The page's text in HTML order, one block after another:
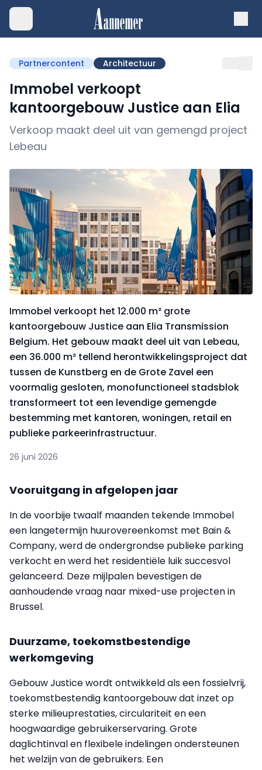
Partnercontent Architectuur
Immobel verkoopt
kantoorgebouw Justice aan Elia
Verkoop maakt deel uit van gemengd project
Lebeau
Immobel verkoopt het 12.000 m² grote
kantoorgebouw Justice aan Elia Transmission
Belgium. Het gebouw maakt deel uit van Lebeau,
een 36.000 m² tellend herontwikkelingsproject dat
tussen de Kunstberg en de Grote Zavel een
voormalig gesloten, monofunctioneel stadsblok
transformeert tot een levendige gemengde
bestemming met kantoren, woningen, retail en
publieke parkeerinfrastructuur.
26 juni 2026
Vooruitgang in afgelopen jaar
In de voorbije twaalf maanden tekende Immobel
een langetermijn huurovereenkomst met Bain &
Company, werd de ondergrondse publieke parking
verkocht en werd het residentiële luik succesvol
gelanceerd. Deze mijlpalen bevestigen de
aanhoudende vraag naar mixed-use projecten in
Brussel.
Duurzame, toekomstbestendige
werkomgeving
Gebouw Justice wordt ontwikkeld als een fossielvrij,
toekomstbestendig kantoorgebouw dat inzet op
sterke milieuprestaties, circulariteit en een
hoogwaardige gebruikerservaring. Grote
daglichtinval en flexibele indelingen ondersteunen
het welzijn van de gebruikers. Een